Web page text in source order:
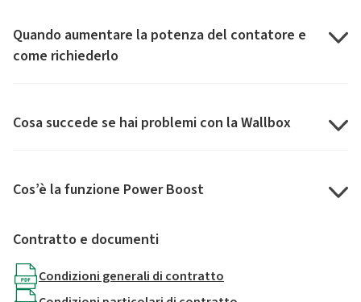
Quando aumentare la potenza del contatore e
come richiederlo
Cosa succede se hai problemi con la Wallbox
Cos’è la funzione Power Boost
Contratto e documenti
Condizioni generali di contratto